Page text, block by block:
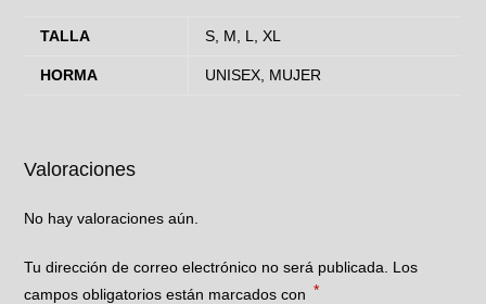
TALLA S, M, L, XL
HORMA UNISEX, MUJER
Valoraciones
No hay valoraciones aún.
Tu dirección de correo electrónico no será publicada. Los
campos obligatorios están marcados con *